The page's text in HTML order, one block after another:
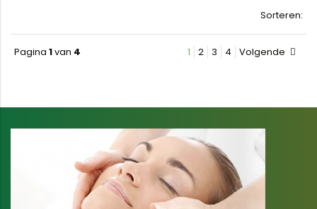
Sorteren:
Pagina 1van 4 1 2 3 4 Volgende